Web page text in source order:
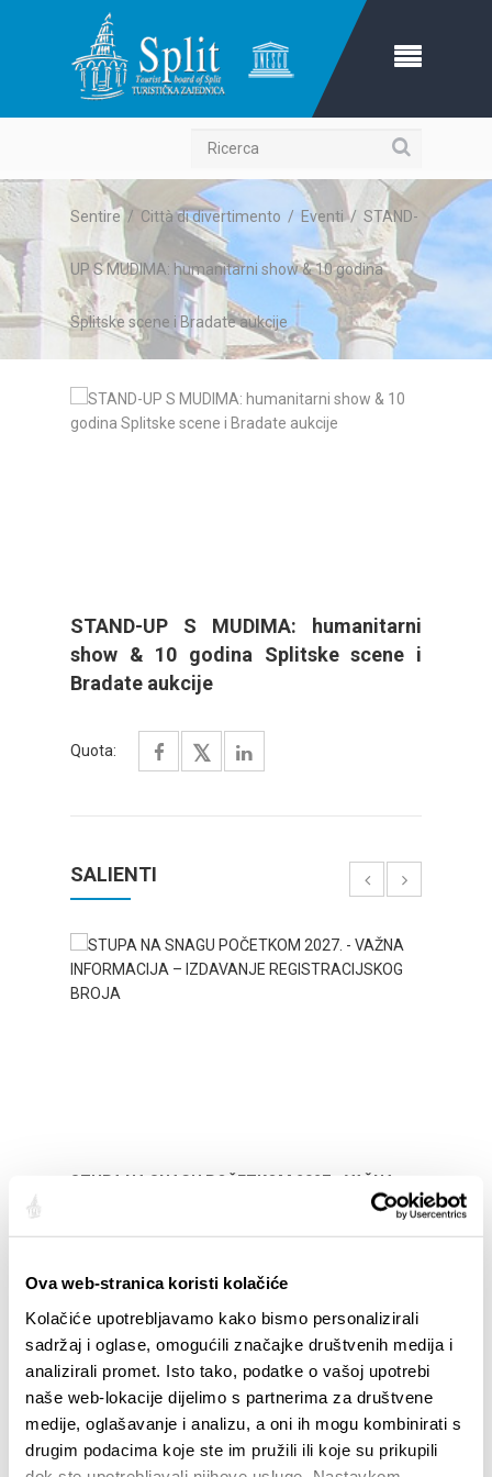
Ova web-stranica koristi kolačiće
Kolačiće upotrebljavamo kako bismo personalizirali
sadržaj i oglase, omogućili značajke društvenih medija i
analizirali promet. Isto tako, podatke o vašoj upotrebi
naše web-lokacije dijelimo s partnerima za društvene
medije, oglašavanje i analizu, a oni ih mogu kombinirati s
drugim podacima koje ste im pružili ili koje su prikupili
Ricerca
Sentire / Città di divertimento / Eventi/ STAND-
UP S MUDIMA: humanitarni show & 10 godina
Splitske scene i Bradate aukcije
STAND-UP S MUDIMA: humanitarni
show & 10 godina Splitske scene i
Bradate aukcije
Quota:
SALIENTI
STUPA NA SNAGU POČETKOM 2027.- VAŽNA
INFORMACIJA – IZDAVANJE REGISTRACIJSKOG
Your